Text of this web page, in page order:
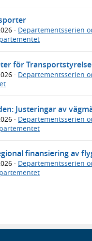
· Departementsserien
för
· Departementsserien
Justeringar av
· Departementsserien
finansiering av
· Departementsserien